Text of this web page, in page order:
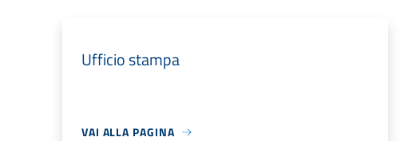
Ufficio stampa
VAI ALLA PAGINA